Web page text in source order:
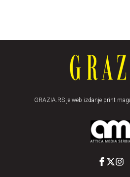
GRAZIA.RS je web izdanje print